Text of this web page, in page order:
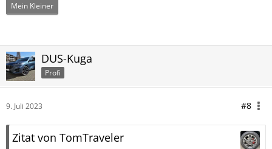
Mein Kleiner
DUS-Kuga
Profi
9. Juli 2023 #8
Zitat von TomTraveler